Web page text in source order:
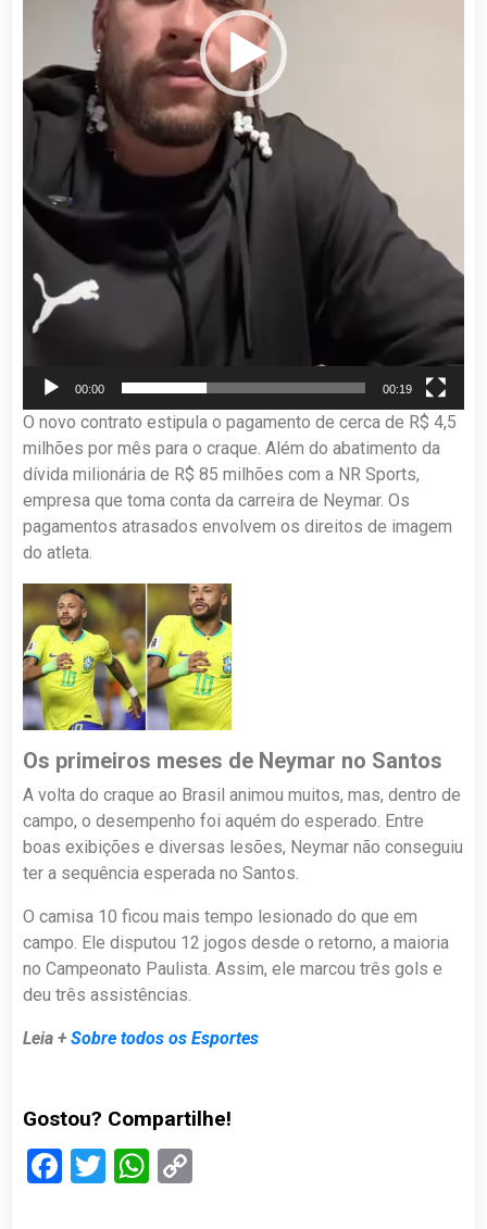
00:00 00:19
O novo contrato estipula o pagamento de cerca de R$ 4,5
milhões por mês para o craque. Além do abatimento da
dívida milionária de R$ 85 milhões com a NR Sports,
empresa que toma conta da carreira de Neymar. Os
pagamentos atrasados envolvem os direitos de imagem
do atleta.
Os primeiros meses de Neymar no Santos
A volta do craque ao Brasil animou muitos, mas, dentro de
campo, o desempenho foi aquém do esperado. Entre
boas exibições e diversas lesões, Neymar não conseguiu
ter a sequência esperada no Santos.
O camisa 10 ficou mais tempo lesionado do que em
campo. Ele disputou 12 jogos desde o retorno, a maioria
no Campeonato Paulista. Assim, ele marcou três gols e
deu três assistências.
Leia +Sobre todos os Esportes
Gostou? Compartilhe!
Facebook
TwitterWhatsApp